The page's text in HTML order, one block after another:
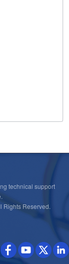
technical support
Rights Reserved.